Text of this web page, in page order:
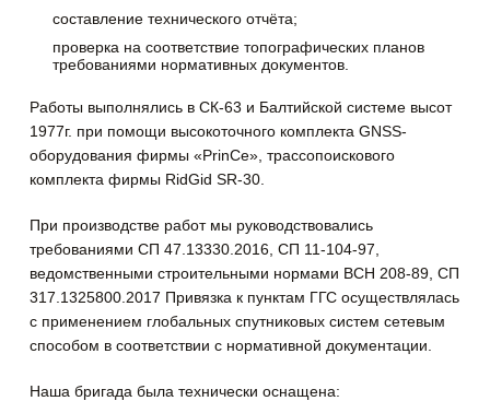
составление технического отчёта;
проверка на соответствие топографических планов
требованиями нормативных документов.
Работы выполнялись в СК-63 и Балтийской системе высот
1977г. при помощи высокоточного комплекта GNSS-
оборудования фирмы «PrinCe», трассопоискового
комплекта фирмы RidGid SR-30.
При производстве работ мы руководствовались
требованиями СП 47.13330.2016, СП 11-104-97,
ведомственными строительными нормами ВСН 208-89, СП
317.1325800.2017 Привязка к пунктам ГГС осуществлялась
с применением глобальных спутниковых систем сетевым
способом в соответствии с нормативной документации.
Наша бригада была технически оснащена: